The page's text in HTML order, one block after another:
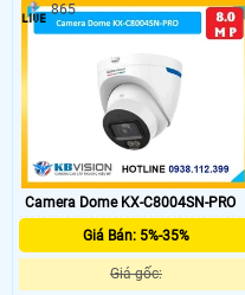
4.0 MP và xem Full Color 30m vào
ban đêm. Công nghệ IP, chống
ngược sáng DWDR 140db, và thân
kim loại với độ nhạy sáng cực cao.
Camera Dome KX-C8004SN-PRO
Giá Bán: 5%-35%
Giá gốc:
865